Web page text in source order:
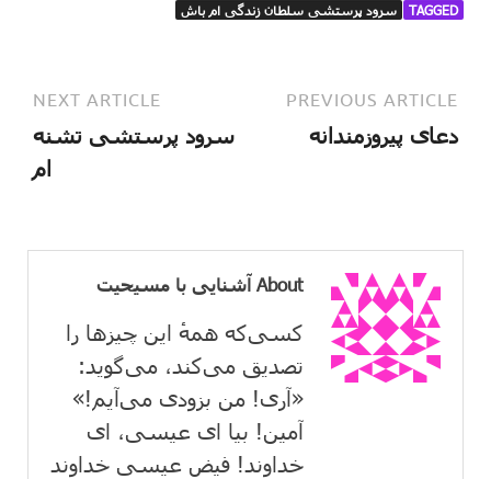
TAGGED سرود پرستشی سلطان زندگی ام باش
PREVIOUS ARTICLE
دعای پیروزمندانه
NEXT ARTICLE
سرود پرستشی تشنه
ام
About آشنایی با مسیحیت
کسی‌که همهٔ این چیزها را
تصدیق می‌كند، می‌گوید:
«آری! من بزودی می‌آیم!»
آمین! بیا ای عیسی، ای
خداوند! فیض عیسی خداوند